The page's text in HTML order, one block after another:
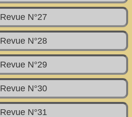
Revue N°27
Revue N°28
Revue N°29
Revue N°30
Revue N°31